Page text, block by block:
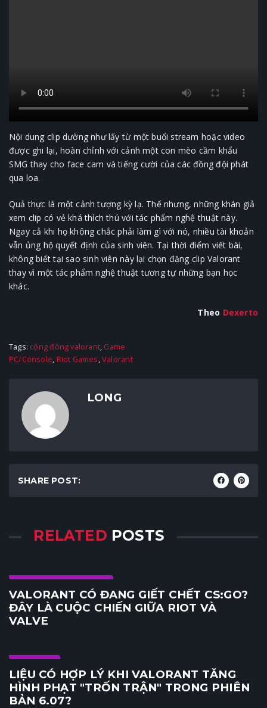
Nội dung clip dường như lấy từ một buổi stream hoặc video
được ghi lại, hoàn chỉnh với cảnh một con mèo cầm khẩu
SMG thay cho face cam và tiếng cười của các đồng đội phát
qua loa.
Quả thực là một cảnh tượng kỳ lạ. Thế nhưng, những khán giả
xem clip có vẻ khá thích thú với tác phẩm nghệ thuật này.
Ngay cả khi họ không chắc phải làm gì với nó, nhiều tài khoản
vẫn ủng hộ quyết định của sinh viên. Tại thời điểm viết bài,
không biết tại sao sinh viên này lại chọn đăng clip Valorant
thay vì một tác phẩm nghệ thuật tương tự những bạn học
khác.
Theo Dexerto
Tags: cộng đồng valorant, Game
PC/Console, Riot Games,Valorant
LONG
SHARE POST:
RELATED POSTS
Game PC & Console
VALORANT CÓ ĐANG GIẾT CHẾT CS:GO?
ĐÂY LÀ CUỘC CHIẾN GIỮA RIOT VÀ
VALVE
Update
LIỆU CÓ HỢP LÝ KHI VALORANT TĂNG
HÌNH PHẠT "TRỐN TRẬN" TRONG PHIÊN
BẢN 6.07?